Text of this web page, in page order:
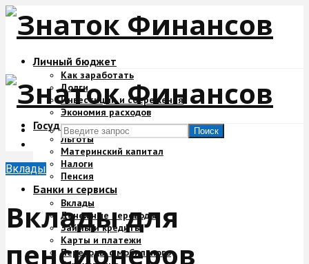
Личный бюджет
Как заработать
Долги
Инвестиции и сбережения
Экономия расходов
Государство и деньги
Льготы
Материнский капитал
Налоги
Пенсия
Банки и сервисы
Вклады
Денежные переводы
Займы и кредиты
Карты и платежи
Переводы с мобильного
Поиск
Вклады
Вклады для
пенсионеров